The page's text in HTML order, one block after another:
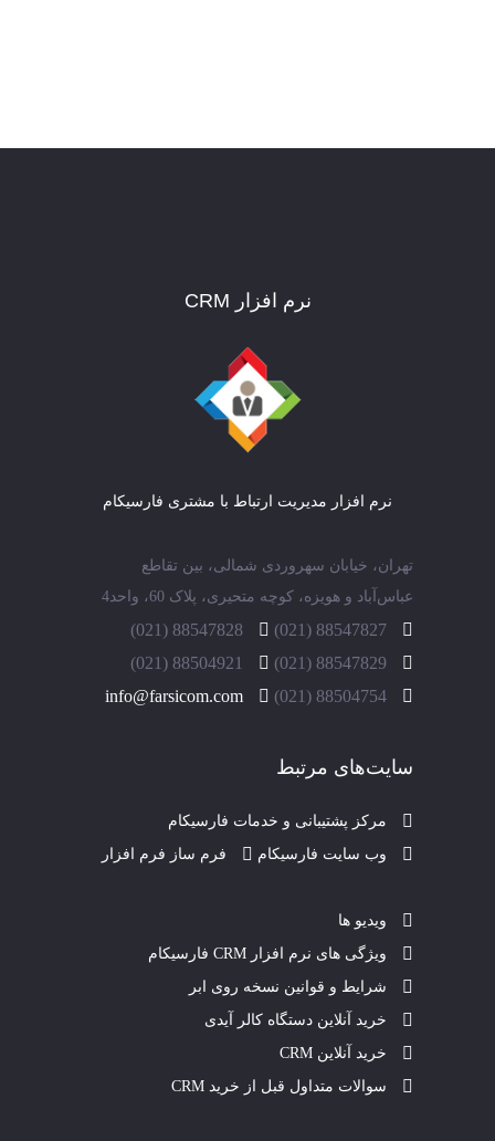
نرم افزار CRM
نرم افزار مدیریت ارتباط با مشتری فارسیکام
تهران، خیابان سهروردی شمالی، بین تقاطع
عباس‌آباد و هویزه، کوچه متحیری، پلاک 60، واحد4
88547827 (021)
88547828 (021)
88547829 (021)
88504921 (021)
88504754 (021)
info@farsicom.com
سایت‌های مرتبط
مرکز پشتیبانی و خدمات فارسیکام
وب سایت فارسیکام
فرم ساز فرم افزار
ویدیو ها
ویژگی های نرم افزار CRM فارسیکام
شرایط و قوانین نسخه روی ابر
خرید آنلاین دستگاه کالر آیدی
خرید آنلاین CRM
سوالات متداول قبل از خرید CRM